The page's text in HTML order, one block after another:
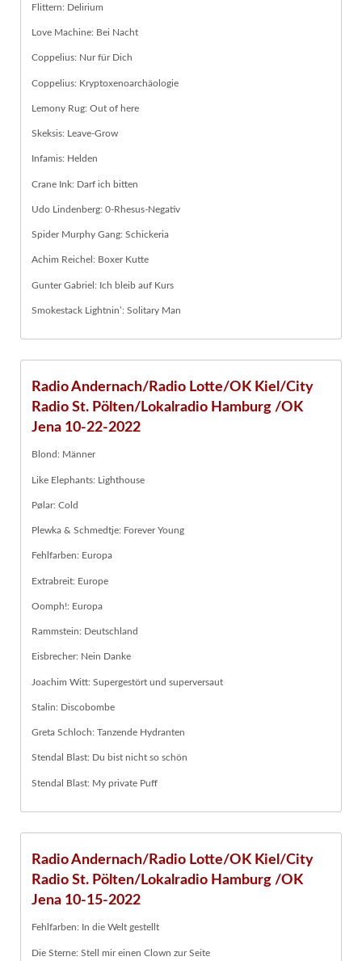
Flittern: Delirium
Love Machine: Bei Nacht
Coppelius: Nur für Dich
Coppelius: Kryptoxenoarchäologie
Lemony Rug: Out of here
Skeksis: Leave-Grow
Infamis: Helden
Crane Ink: Darf ich bitten
Udo Lindenberg: 0-Rhesus-Negativ
Spider Murphy Gang: Schickeria
Achim Reichel: Boxer Kutte
Gunter Gabriel: Ich bleib auf Kurs
Smokestack Lightnin’: Solitary Man
Radio Andernach/Radio Lotte/OK Kiel/City
Radio St. Pölten/Lokalradio Hamburg /OK
Jena 10-22-2022
Blond: Männer
Like Elephants: Lighthouse
Pølar: Cold
Plewka & Schmedtje: Forever Young
Fehlfarben: Europa
Extrabreit: Europe
Oomph!: Europa
Rammstein: Deutschland
Eisbrecher: Nein Danke
Joachim Witt: Supergestört und superversaut
Stalin: Discobombe
Greta Schloch: Tanzende Hydranten
Stendal Blast: Du bist nicht so schön
Stendal Blast: My private Puff
Radio Andernach/Radio Lotte/OK Kiel/City
Radio St. Pölten/Lokalradio Hamburg /OK
Jena 10-15-2022
Fehlfarben: In die Welt gestellt
Die Sterne: Stell mir einen Clown zur Seite